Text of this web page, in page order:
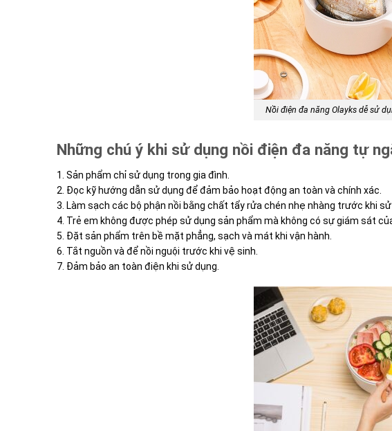
Nồi điện đa năng Olayks dễ sử
Những chú ý khi sử dụng nồi điện đa năng tự
1. Sản phẩm chỉ sử dụng trong gia đình.
2. Đọc kỹ hướng dẫn sử dụng để đảm bảo hoạt động an toàn và chính xác.
3. Làm sạch các bộ phận nồi bằng chất tẩy rửa chén nhẹ nhàng trước khi sử
4. Trẻ em không được phép sử dụng sản phẩm mà không có sự giám sát
5. Đặt sản phẩm trên bề mặt phẳng, sạch và mát khi vận hành.
6. Tắt nguồn và để nồi nguội trước khi vệ sinh.
7. Đảm bảo an toàn điện khi sử dụng.